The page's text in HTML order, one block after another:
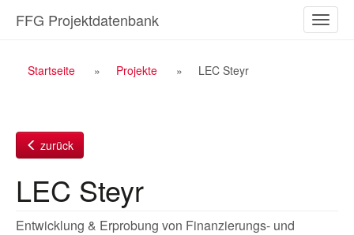
Inhalt
ein-/
FFG Projektdatenbank
Breadcrumb
Startseite Projekte LEC Steyr
zurück
LEC Steyr
Entwicklung & Erprobung von Finanzierungs- und